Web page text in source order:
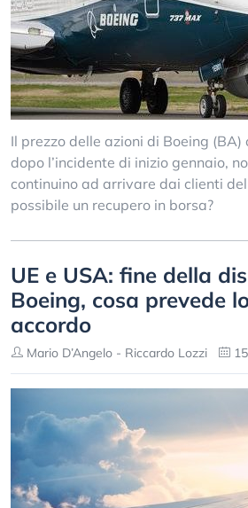
Il prezzo delle azioni di Boeing (BA)
dopo l’incidente di inizio gennaio,
continuino ad arrivare dai clienti
possibile un recupero in borsa?
UE e USA: fine della
Boeing, cosa prevede
accordo
Mario D’Angelo - Riccardo Lozzi